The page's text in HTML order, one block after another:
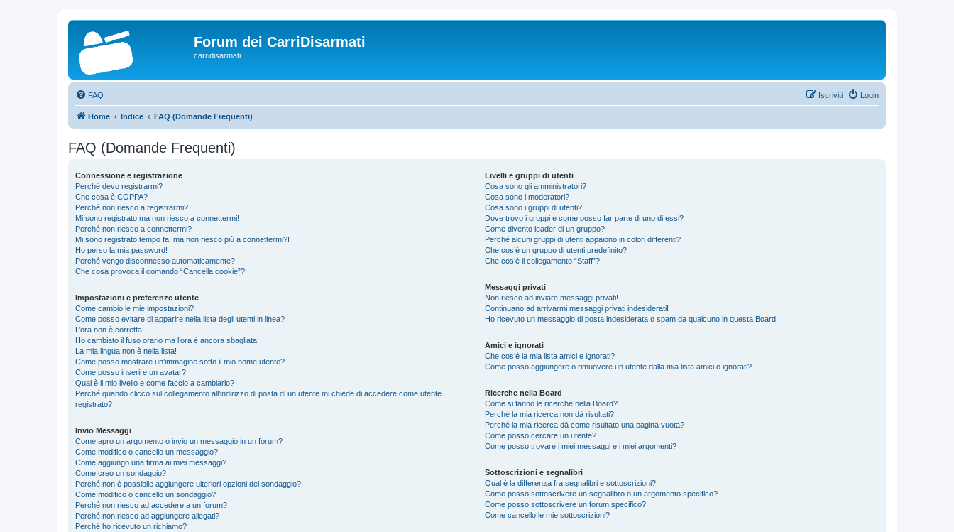
Forum dei CarriDisarmati
carridisarmati
FAQ Login
Iscriviti
Home Indice FAQ (Domande Frequenti)
FAQ (Domande Frequenti)
Connessione e registrazione
Perché devo registrarmi?
Che cosa è COPPA?
Perché non riesco a registrarmi?
Mi sono registrato ma non riesco a connettermi!
Perché non riesco a connettermi?
Mi sono registrato tempo fa, ma non riesco più a connettermi?!
Ho perso la mia password!
Perché vengo disconnesso automaticamente?
Che cosa provoca il comando “Cancella cookie”?
Impostazioni e preferenze utente
Come cambio le mie impostazioni?
Come posso evitare di apparire nella lista degli utenti in linea?
L’ora non è corretta!
Ho cambiato il fuso orario ma l’ora è ancora sbagliata
La mia lingua non è nella lista!
Come posso mostrare un’immagine sotto il mio nome utente?
Come posso inserire un avatar?
Qual è il mio livello e come faccio a cambiarlo?
Perché quando clicco sul collegamento all’indirizzo di posta di un utente mi chiede di accedere come utente
registrato?
Invio Messaggi
Come apro un argomento o invio un messaggio in un forum?
Come modifico o cancello un messaggio?
Come aggiungo una firma ai miei messaggi?
Come creo un sondaggio?
Perché non è possibile aggiungere ulteriori opzioni del sondaggio?
Come modifico o cancello un sondaggio?
Perché non riesco ad accedere a un forum?
Perché non riesco ad aggiungere allegati?
Perché ho ricevuto un richiamo?
Livelli e gruppi di utenti
Cosa sono gli amministratori?
Cosa sono i moderatori?
Cosa sono i gruppi di utenti?
Dove trovo i gruppi e come posso far parte di uno di essi?
Come divento leader di un gruppo?
Perché alcuni gruppi di utenti appaiono in colori differenti?
Che cos’è un gruppo di utenti predefinito?
Che cos’è il collegamento “Staff”?
Messaggi privati
Non riesco ad inviare messaggi privati!
Continuano ad arrivarmi messaggi privati indesiderati!
Ho ricevuto un messaggio di posta indesiderata o spam da qualcuno in questa Board!
Amici e ignorati
Che cos’è la mia lista amici e ignorati?
Come posso aggiungere o rimuovere un utente dalla mia lista amici o ignorati?
Ricerche nella Board
Come si fanno le ricerche nella Board?
Perché la mia ricerca non dà risultati?
Perché la mia ricerca dà come risultato una pagina vuota?
Come posso cercare un utente?
Come posso trovare i miei messaggi e i miei argomenti?
Sottoscrizioni e segnalibri
Qual è la differenza fra segnalibri e sottoscrizioni?
Come posso sottoscrivere un segnalibro o un argomento specifico?
Come posso sottoscrivere un forum specifico?
Come cancello le mie sottoscrizioni?